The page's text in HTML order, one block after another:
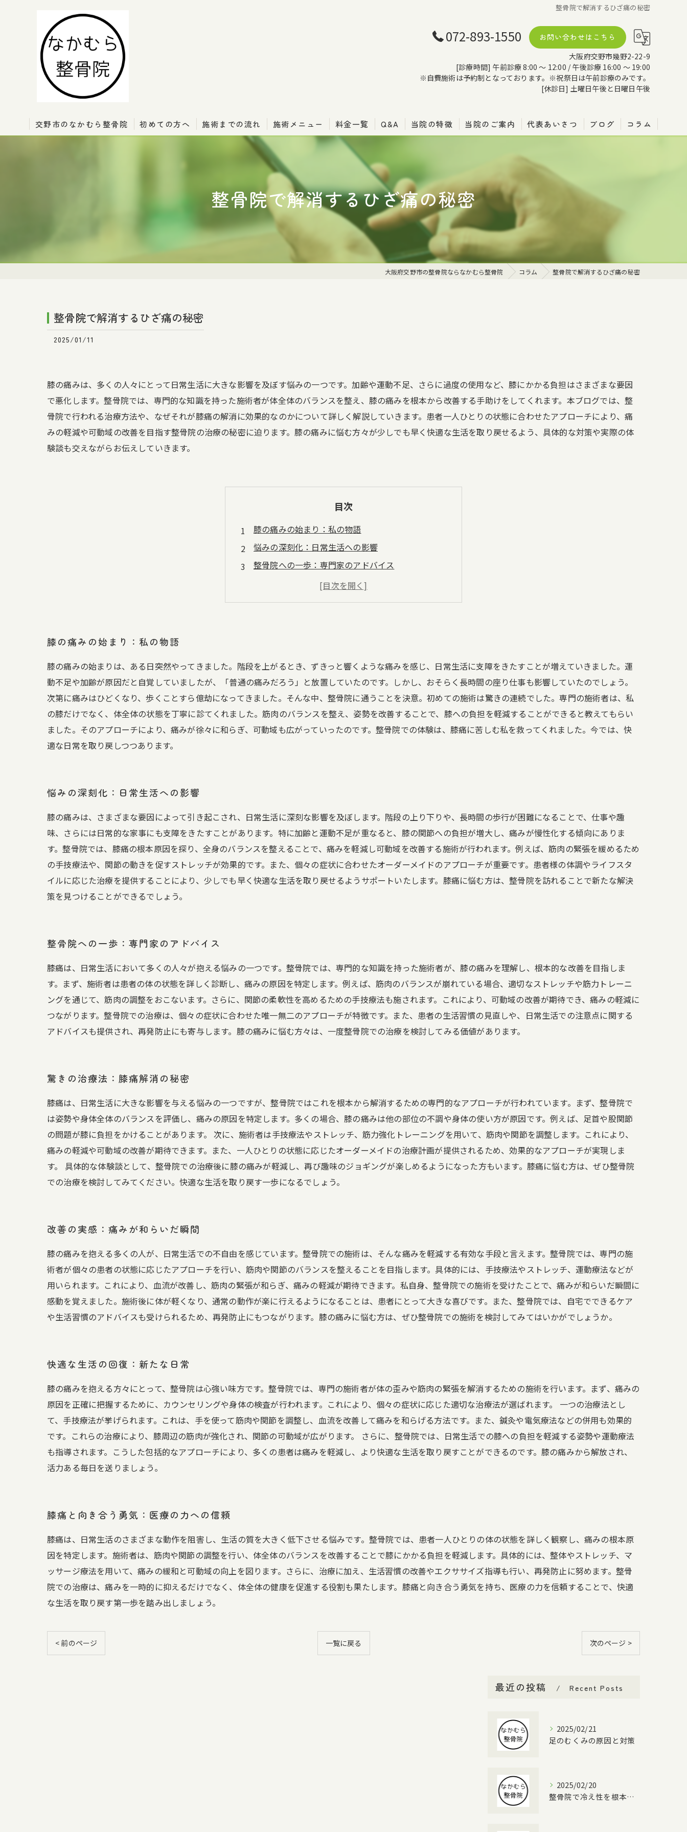
整骨院で解消するひざ痛の秘密
072-893-1550
お問い合わせはこちら
大阪府交野市幾野2-22-9
[診療時間] 午前診療 8:00 ～ 12:00 / 午後診療 16:00 ～ 19:00
※自費施術は予約制となっております。※祝祭日は午前診療のみです。
[休診日] 土曜日午後と日曜日午後
交野市のなかむら整骨院 初めての方へ 施術までの流れ 施術メニュー 料金一覧 Q&A 当院の特徴
腰痛
肩こり
交通事故
ポキポキ整体
当院のご案内 代表あいさつ ブログ コラム
整骨院で解消するひざ痛の秘密
大阪府交野市の整骨院ならなかむら整骨院 コラム 整骨院で解消するひざ痛の秘密
整骨院で解消するひざ痛の秘密
2025/01/11
膝の痛みは、多くの人々にとって日常生活に大きな影響を及ぼす悩みの一つです。加齢や運動不足、さらに過度の使用など、膝にかかる負担はさまざまな要因
で悪化します。整骨院では、専門的な知識を持った施術者が体全体のバランスを整え、膝の痛みを根本から改善する手助けをしてくれます。本ブログでは、整
骨院で行われる治療方法や、なぜそれが膝痛の解消に効果的なのかについて詳しく解説していきます。患者一人ひとりの状態に合わせたアプローチにより、痛
みの軽減や可動域の改善を目指す整骨院の治療の秘密に迫ります。膝の痛みに悩む方々が少しでも早く快適な生活を取り戻せるよう、具体的な対策や実際の体
験談も交えながらお伝えしていきます。
目次
膝の痛みの始まり：私の物語
悩みの深刻化：日常生活への影響
整骨院への一歩：専門家のアドバイス
驚きの治療法：膝痛解消の秘密
改善の実感：痛みが和らいだ瞬間
膝の痛みの始まり：私の物語
膝の痛みの始まりは、ある日突然やってきました。階段を上がるとき、ずきっと響くような痛みを感じ、日常生活に支障をきたすことが増えていきました。運
動不足や加齢が原因だと自覚していましたが、「普通の痛みだろう」と放置していたのです。しかし、おそらく長時間の座り仕事も影響していたのでしょう。
次第に痛みはひどくなり、歩くことすら億劫になってきました。そんな中、整骨院に通うことを決意。初めての施術は驚きの連続でした。専門の施術者は、私
の膝だけでなく、体全体の状態を丁寧に診てくれました。筋肉のバランスを整え、姿勢を改善することで、膝への負担を軽減することができると教えてもらい
ました。そのアプローチにより、痛みが徐々に和らぎ、可動域も広がっていったのです。整骨院での体験は、膝痛に苦しむ私を救ってくれました。今では、快
適な日常を取り戻しつつあります。
悩みの深刻化：日常生活への影響
膝の痛みは、さまざまな要因によって引き起こされ、日常生活に深刻な影響を及ぼします。階段の上り下りや、長時間の歩行が困難になることで、仕事や趣
味、さらには日常的な家事にも支障をきたすことがあります。特に加齢と運動不足が重なると、膝の関節への負担が増大し、痛みが慢性化する傾向にありま
す。整骨院では、膝痛の根本原因を探り、全身のバランスを整えることで、痛みを軽減し可動域を改善する施術が行われます。例えば、筋肉の緊張を緩めるため
の手技療法や、関節の動きを促すストレッチが効果的です。また、個々の症状に合わせたオーダーメイドのアプローチが重要です。患者様の体調やライフスタ
イルに応じた治療を提供することにより、少しでも早く快適な生活を取り戻せるようサポートいたします。膝痛に悩む方は、整骨院を訪れることで新たな解決
策を見つけることができるでしょう。
整骨院への一歩：専門家のアドバイス
膝痛は、日常生活において多くの人々が抱える悩みの一つです。整骨院では、専門的な知識を持った施術者が、膝の痛みを理解し、根本的な改善を目指しま
す。まず、施術者は患者の体の状態を詳しく診断し、痛みの原因を特定します。例えば、筋肉のバランスが崩れている場合、適切なストレッチや筋力トレーニ
ングを通じて、筋肉の調整をおこないます。さらに、関節の柔軟性を高めるための手技療法も施されます。これにより、可動域の改善が期待でき、痛みの軽減に
つながります。整骨院での治療は、個々の症状に合わせた唯一無二のアプローチが特徴です。また、患者の生活習慣の見直しや、日常生活での注意点に関する
アドバイスも提供され、再発防止にも寄与します。膝の痛みに悩む方々は、一度整骨院での治療を検討してみる価値があります。
驚きの治療法：膝痛解消の秘密
膝痛は、日常生活に大きな影響を与える悩みの一つですが、整骨院ではこれを根本から解消するための専門的なアプローチが行われています。まず、整骨院で
は姿勢や身体全体のバランスを評価し、痛みの原因を特定します。多くの場合、膝の痛みは他の部位の不調や身体の使い方が原因です。例えば、足首や股関節
の問題が膝に負担をかけることがあります。 次に、施術者は手技療法やストレッチ、筋力強化トレーニングを用いて、筋肉や関節を調整します。これにより、
痛みの軽減や可動域の改善が期待できます。また、一人ひとりの状態に応じたオーダーメイドの治療計画が提供されるため、効果的なアプローチが実現しま
す。 具体的な体験談として、整骨院での治療後に膝の痛みが軽減し、再び趣味のジョギングが楽しめるようになった方もいます。膝痛に悩む方は、ぜひ整骨院
での治療を検討してみてください。快適な生活を取り戻す一歩になるでしょう。
改善の実感：痛みが和らいだ瞬間
膝の痛みを抱える多くの人が、日常生活での不自由を感じています。整骨院での施術は、そんな痛みを軽減する有効な手段と言えます。整骨院では、専門の施
術者が個々の患者の状態に応じたアプローチを行い、筋肉や関節のバランスを整えることを目指します。具体的には、手技療法やストレッチ、運動療法などが
用いられます。これにより、血流が改善し、筋肉の緊張が和らぎ、痛みの軽減が期待できます。私自身、整骨院での施術を受けたことで、痛みが和らいだ瞬間に
感動を覚えました。施術後に体が軽くなり、通常の動作が楽に行えるようになることは、患者にとって大きな喜びです。また、整骨院では、自宅でできるケア
や生活習慣のアドバイスも受けられるため、再発防止にもつながります。膝の痛みに悩む方は、ぜひ整骨院での施術を検討してみてはいかがでしょうか。
快適な生活の回復：新たな日常
膝の痛みを抱える方々にとって、整骨院は心強い味方です。整骨院では、専門の施術者が体の歪みや筋肉の緊張を解消するための施術を行います。まず、痛みの
原因を正確に把握するために、カウンセリングや身体の検査が行われます。これにより、個々の症状に応じた適切な治療法が選ばれます。 一つの治療法とし
て、手技療法が挙げられます。これは、手を使って筋肉や関節を調整し、血流を改善して痛みを和らげる方法です。また、鍼灸や電気療法などの併用も効果的
です。これらの治療により、膝周辺の筋肉が強化され、関節の可動域が広がります。 さらに、整骨院では、日常生活での膝への負担を軽減する姿勢や運動療法
も指導されます。こうした包括的なアプローチにより、多くの患者は痛みを軽減し、より快適な生活を取り戻すことができるのです。膝の痛みから解放され、
活力ある毎日を送りましょう。
膝痛と向き合う勇気：医療の力への信頼
膝痛は、日常生活のさまざまな動作を阻害し、生活の質を大きく低下させる悩みです。整骨院では、患者一人ひとりの体の状態を詳しく観察し、痛みの根本原
因を特定します。施術者は、筋肉や関節の調整を行い、体全体のバランスを改善することで膝にかかる負担を軽減します。具体的には、整体やストレッチ、マ
ッサージ療法を用いて、痛みの緩和と可動域の向上を図ります。さらに、治療に加え、生活習慣の改善やエクササイズ指導も行い、再発防止に努めます。整骨
院での治療は、痛みを一時的に抑えるだけでなく、体全体の健康を促進する役割も果たします。膝痛と向き合う勇気を持ち、医療の力を信頼することで、快適
な生活を取り戻す第一歩を踏み出しましょう。
< 前のページ 一覧に戻る 次のページ >
最近の投稿 Recent Posts
2025/02/21
足のむくみの原因と対策
2025/02/20
整骨院で冷え性を根本改善する方法